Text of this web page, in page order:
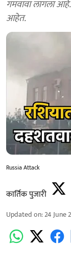
गमवावा लागला
आहेत.
Russia Attack
कार्तिक पुजारी
Updated on:24 June